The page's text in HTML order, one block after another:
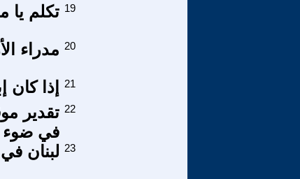
تكلم 19
مدراء 20
إذا كان 21
تقدير
في ضوء
22
لبنان 23